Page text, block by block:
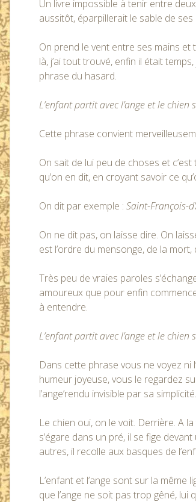
Un livre impossible à tenir entre
aussitôt, éparpillerait le sable de
On prend le vent entre ses mains et
là, j’ai tout trouvé, enfin il était
phrase du hasard.
L’enfant partit avec l’ange et le chien
Cette phrase convient
On sait de lui peu de choses et
qu’on en dit, en croyant savoir ce
On dit par exemple :Saint-François-
On ne dit pas, on laisse dire. On
est l’ordre du mensonge, de la mort,
Très peu de vraies paroles
amoureux que pour enfin
à entendre.
L’enfant partit avec l’ange et le chien
Dans cette phrase vous ne voyez ni
humeur joyeuse, vous le regardez
l’ange’rendu invisible par sa simplicité.
Le chien oui, on le voit. Derrière. A
s’égare dans un pré, il se fige
autres, il recolle aux basques de
L’enfant et l’ange sont sur la même
que l’ange ne soit pas trop gêné, lui